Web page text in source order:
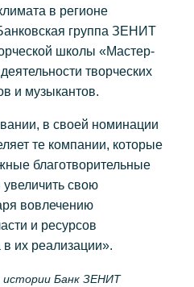
в регионе
группа ЗЕНИТ
школы «Мастер-
творческих
и музыкантов.
в своей номинации
те компании, которые
благотворительные
свою
вовлечению
и ресурсов
в их реализации».
истории Банк ЗЕНИТ